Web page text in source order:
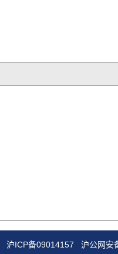
沪ICP备09014157
沪公网安